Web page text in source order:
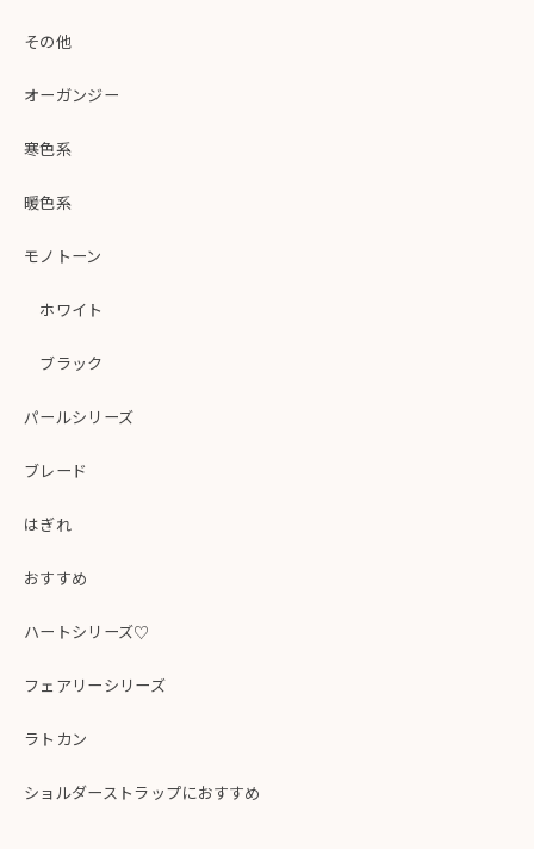
その他
オーガンジー
寒色系
暖色系
モノトーン
ホワイト
ブラック
パールシリーズ
ブレード
はぎれ
おすすめ
ハートシリーズ♡
フェアリーシリーズ
ラトカン
ショルダーストラップにおすすめ